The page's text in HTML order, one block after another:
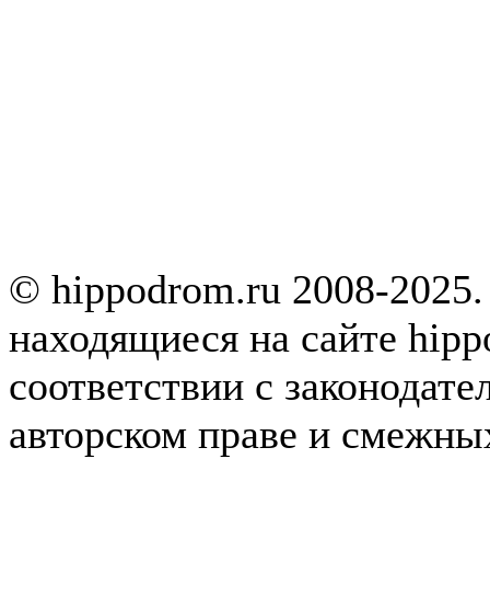
© hippodrom.ru 2008-
находящиеся на сайте
соответствии с
авторском праве и